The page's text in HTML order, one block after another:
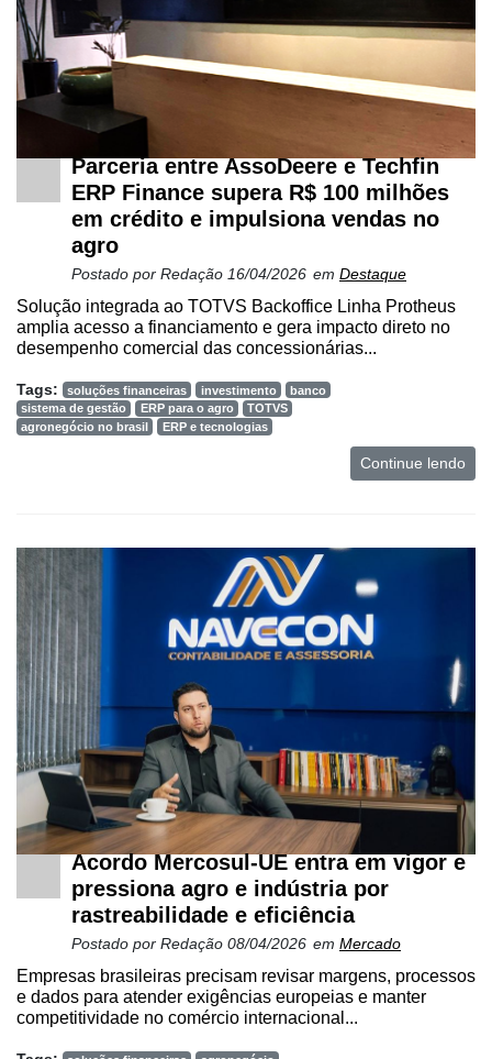
Cadastre-
se
Minha
conta
Destaque
Mercado
Troca
de
Cadeira
Artigos
Agenda
Agricultura
de
Precisão
Automação
Conectividade
Parceria entre AssoDeere e Techfin
ERP Finance supera R$ 100 milhões
em crédito e impulsiona vendas no
agro
Postado por Redação 16/04/2026 em Destaque
Solução integrada ao TOTVS Backoffice Linha Protheus
amplia acesso a financiamento e gera impacto direto no
desempenho comercial das concessionárias...
Tags: soluções financeiras investimento
banco
sistema de gestão
ERP para o agro
TOTVS
agronegócio no brasil
ERP e tecnologias
Continue lendo
Acordo Mercosul-UE entra em vigor e
pressiona agro e indústria por
rastreabilidade e eficiência
Postado por Redação 08/04/2026 em Mercado
Empresas brasileiras precisam revisar margens, processos
e dados para atender exigências europeias e manter
competitividade no comércio internacional...